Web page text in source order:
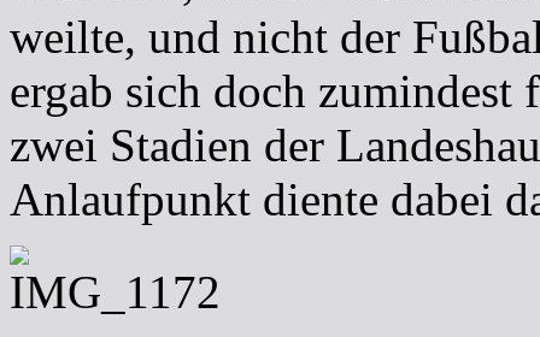
weilte, und nicht der
ergab sich doch
zwei Stadien der
Anlaufpunkt diente dabei